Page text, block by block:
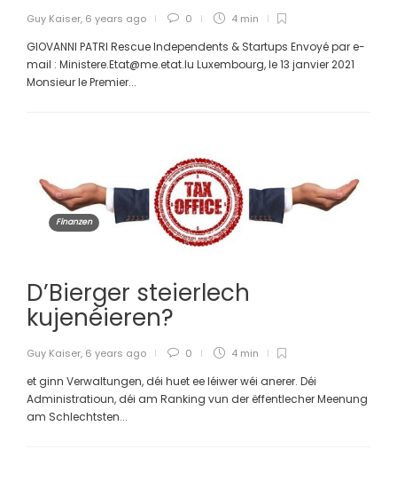
Guy Kaiser, 6 years ago 0 4 min
GIOVANNI PATRI Rescue Independents & Startups Envoyé par e-
mail : Ministere.Etat@me.etat.lu Luxembourg, le 13 janvier 2021
Monsieur le Premier...
Finanzen
D’Bierger steierlech
kujenéieren?
Guy Kaiser, 6 years ago 0 4 min
et ginn Verwaltungen, déi huet ee léiwer wéi anerer. Déi
Administratioun, déi am Ranking vun der ëffentlecher Meenung
am Schlechtsten...